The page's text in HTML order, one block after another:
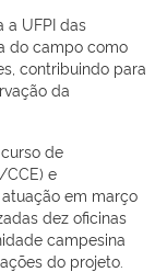
a UFPI das
do campo como
contribuindo para
da
de
e
em março
dez oficinas
campesina
do projeto.